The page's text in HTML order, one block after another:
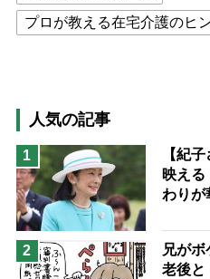
プロが教える在宅介護のヒ
猫が母になつきません
息子の遠距離介護サバイバ
兄がボケました
便利な
予防法
人気の記事
1
【紀
映える
わりが
2
兄が
老後と